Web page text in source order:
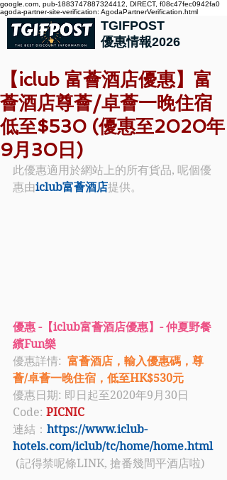
google.com, pub-1883747887324412, DIRECT, f08c47fec0942fa0
agoda-partner-site-verification: AgodaPartnerVerification.html
TGIFPOST
優惠情報2026
【iclub 富薈酒店優惠】富
薈酒店尊薈/卓薈一晚住宿
低至$530 (優惠至2020年
9月30日)
此優惠適用於網站上的所有貨品, 呢個優
惠由iclub富薈酒店提供。
優惠 -【iclub富薈酒店優惠】- 仲夏野餐
繽Fun樂
優惠詳情: 富薈酒店，輸入優惠碼，尊
薈/卓薈一晚住宿，低至HK$530元
優惠日期: 即日起至2020年9月30日
Code: PICNIC
連結： https://www.iclub-
hotels.com/iclub/tc/home/home.html
(記得禁呢條LINK, 搶番幾間平酒店啦)